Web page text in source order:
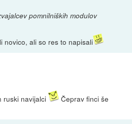
pomnilniških modulov
novico, ali so res to napisali
ruski navijalci
Čeprav finci še